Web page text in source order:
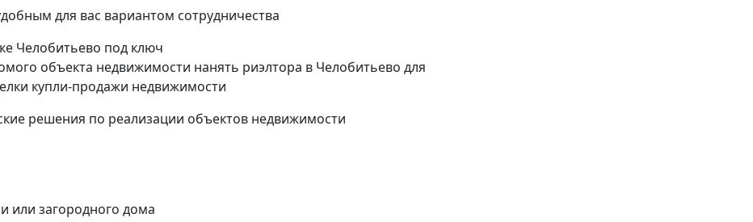
для вас вариантом сотрудничества
Челобитьево под ключ
объекта недвижимости нанять риэлтора в Челобитьево для
купли-продажи недвижимости
решения по реализации объектов недвижимости
или загородного дома